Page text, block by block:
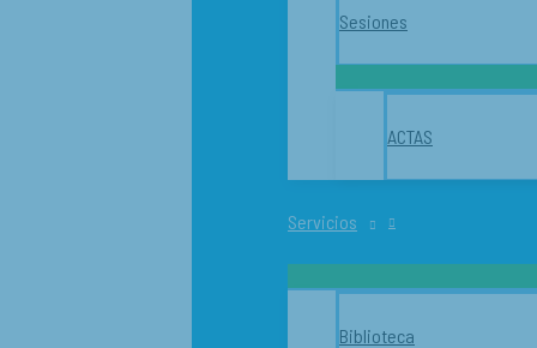
Sesiones
ACTAS
Servicios
Biblioteca